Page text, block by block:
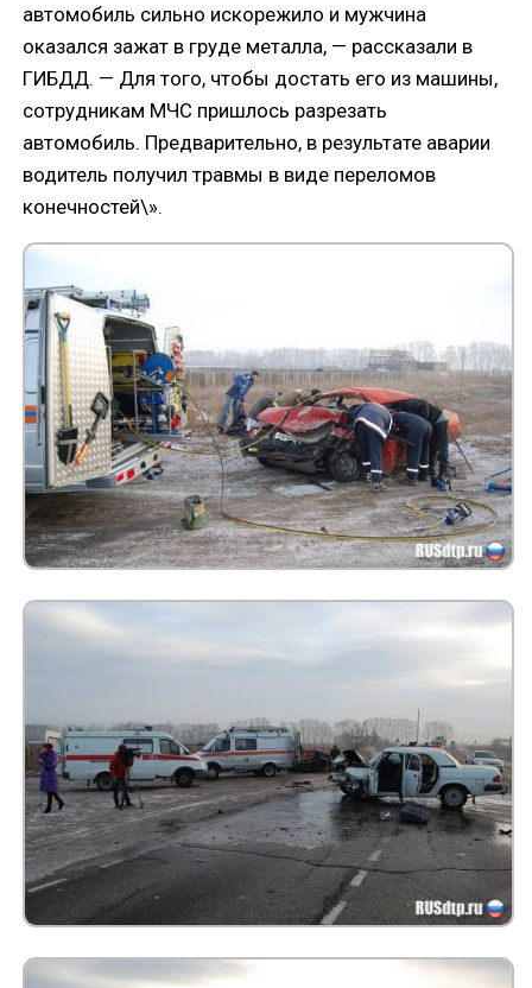
автомобиль сильно искорежило и мужчина
оказался зажат в груде металла, — рассказали в
ГИБДД. — Для того, чтобы достать его из машины,
сотрудникам МЧС пришлось разрезать
автомобиль. Предварительно, в результате аварии
водитель получил травмы в виде переломов
конечностей\».